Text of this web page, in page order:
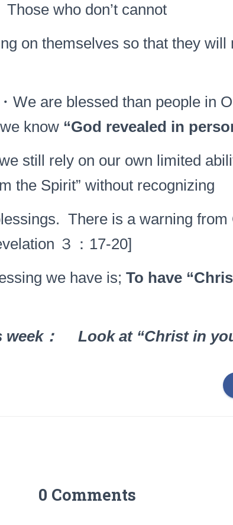
who don’t cannot
so that they will
are blessed than people in
know “God revealed in
still rely on our own limited
the Spirit” without recognizing
There is a warning from
３：17-20]
we have is; To have
week： Look at “Christ in
0 Comments